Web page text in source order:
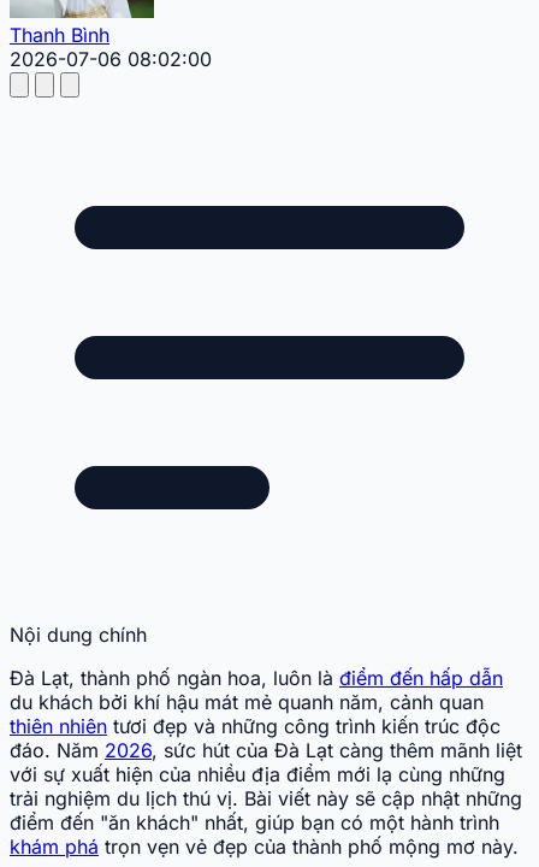
Thanh Bình
2026-07-06 08:02:00
Nội dung chính
Đà Lạt, thành phố ngàn hoa, luôn là điểm đến hấp dẫn
du khách bởi khí hậu mát mẻ quanh năm, cảnh quan
thiên nhiên tươi đẹp và những công trình kiến trúc độc
đáo. Năm 2026, sức hút của Đà Lạt càng thêm mãnh liệt
với sự xuất hiện của nhiều địa điểm mới lạ cùng những
trải nghiệm du lịch thú vị. Bài viết này sẽ cập nhật những
điểm đến "ăn khách" nhất, giúp bạn có một hành trình
khám phá trọn vẹn vẻ đẹp của thành phố mộng mơ này.